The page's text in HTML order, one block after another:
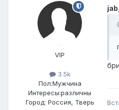
VIP
3.5k
Пол:Мужчина
Интересы:различны
Город: Россия, Тверь
jab